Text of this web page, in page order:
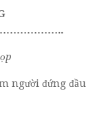
người đứng đầu